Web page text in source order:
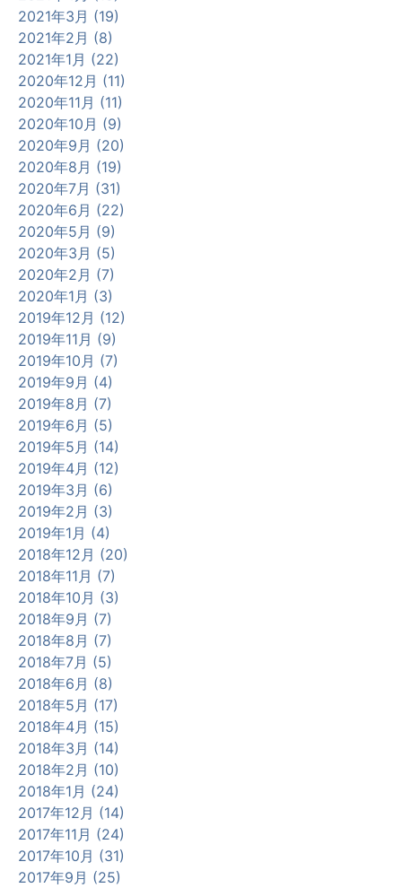
2021年3月 (19)
2021年2月 (8)
2021年1月 (22)
2020年12月 (11)
2020年11月 (11)
2020年10月 (9)
2020年9月 (20)
2020年8月 (19)
2020年7月 (31)
2020年6月 (22)
2020年5月 (9)
2020年3月 (5)
2020年2月 (7)
2020年1月 (3)
2019年12月 (12)
2019年11月 (9)
2019年10月 (7)
2019年9月 (4)
2019年8月 (7)
2019年6月 (5)
2019年5月 (14)
2019年4月 (12)
2019年3月 (6)
2019年2月 (3)
2019年1月 (4)
2018年12月 (20)
2018年11月 (7)
2018年10月 (3)
2018年9月 (7)
2018年8月 (7)
2018年7月 (5)
2018年6月 (8)
2018年5月 (17)
2018年4月 (15)
2018年3月 (14)
2018年2月 (10)
2018年1月 (24)
2017年12月 (14)
2017年11月 (24)
2017年10月 (31)
2017年9月 (25)